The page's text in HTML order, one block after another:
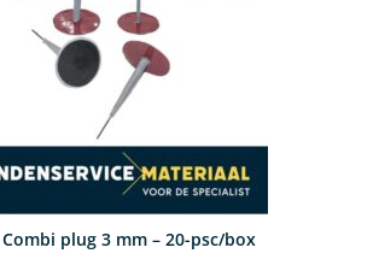
plug 3 mm – 20-psc/box